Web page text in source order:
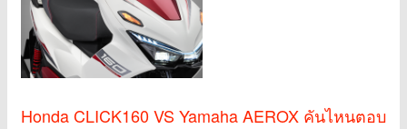
Honda CLICK160 VS Yamaha AEROX คันไหนตอบ